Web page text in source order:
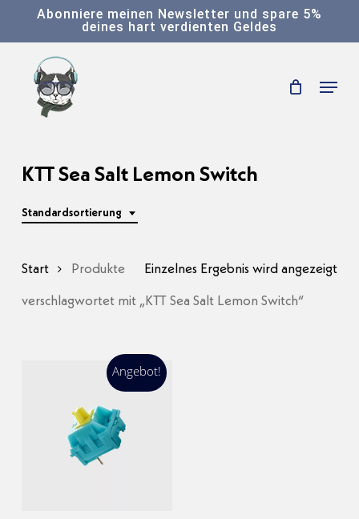
content
Abonniere meinen Newsletter und spare 5%
deines hart verdienten Geldes
KTT Sea Salt Lemon Switch
Standardsortierung
Einzelnes Ergebnis wird angezeigt
Start Produkte
verschlagwortet mit „KTT Sea Salt Lemon Switch“
Angebot!